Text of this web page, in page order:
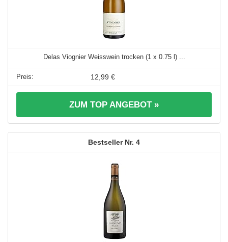
Delas Viognier Weisswein trocken (1 x 0.75 l) ...
12,99 €
ZUM TOP ANGEBOT »
4